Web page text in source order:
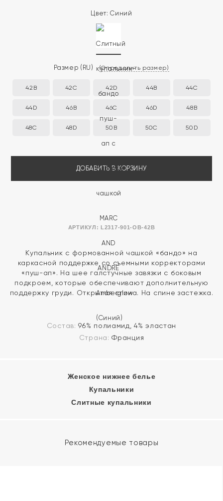
АРТИКУЛ:L2317-901-OB-42B
Цвет:Синий
Размер (RU) (Определить размер)
42B 42C 42D 44B 44C
44D 46B 46C 46D 48B
48C 48D 50B 50C 50D
ДОБАВИТЬ В КОРЗИНУ
Купальник с формованной чашкой «бандо» на
каркасной поддержке со съемными корректорами
«пуш-ап». На шее галстучные завязки с боковым
подкроем, которые обеспечивают дополнительную
поддержку груди. Открытая спина. На спине застежка.
Состав:96% полиамид, 4% эластан
Страна:Франция
Женское нижнее белье
Купальники
Слитные купальники
Рекомендуемые товары